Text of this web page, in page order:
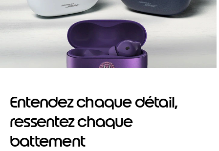
Entendez chaque détail,
ressentez chaque
battement